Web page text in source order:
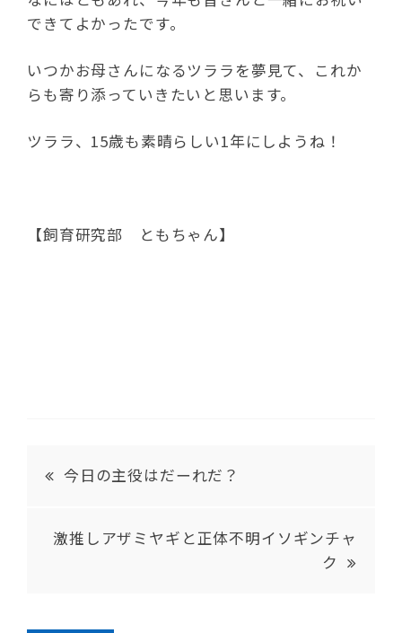
できてよかったです。
いつかお母さんになるツララを夢見て、これか
らも寄り添っていきたいと思います。
ツララ、15歳も素晴らしい1年にしようね！
【飼育研究部 ともちゃん】
今日の主役はだーれだ？
激推しアザミヤギと正体不明イソギンチャ
ク